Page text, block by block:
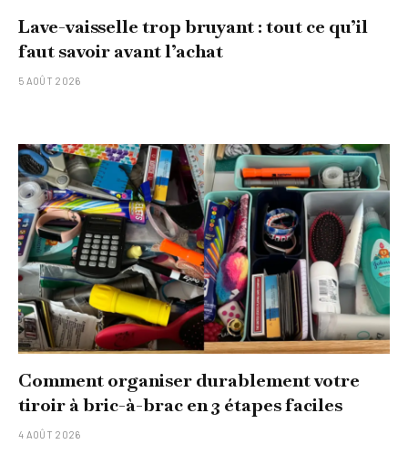
Lave-vaisselle trop bruyant : tout ce qu’il
faut savoir avant l’achat
5 AOÛT 2026
Comment organiser durablement votre
tiroir à bric-à-brac en 3 étapes faciles
4 AOÛT 2026